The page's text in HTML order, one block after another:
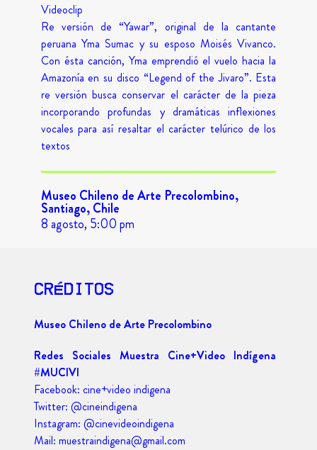
Videoclip
Re versión de “Yawar”, original de la cantante
peruana Yma Sumac y su esposo Moisés Vivanco.
Con ésta canción, Yma emprendió el vuelo hacia la
Amazonía en su disco “Legend of the Jivaro”. Esta
re versión busca conservar el carácter de la pieza
incorporando profundas y dramáticas inflexiones
vocales para así resaltar el carácter telúrico de los
textos
Museo Chileno de Arte Precolombino,
Santiago, Chile
8 agosto, 5:00 pm
CRÉDITOS
Museo Chileno de Arte Precolombino
Redes Sociales Muestra Cine+Video Indígena
#MUCIVI
Facebook: cine+video indigena
Twitter: @cineindigena
Instagram: @cinevideoindigena
Mail: muestraindigena@gmail.com